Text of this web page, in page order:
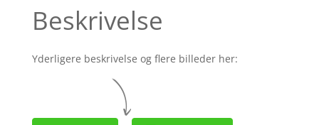
Beskrivelse
Yderligere beskrivelse og flere billeder her: